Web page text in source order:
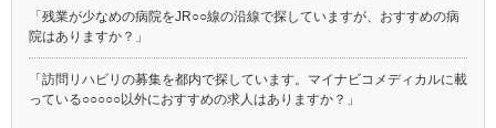
「残業が少なめの病院をJR○○線の沿線で探していますが、おすすめの病
院はありますか？」
「訪問リハビリの募集を都内で探しています。マイナビコメディカルに載
っている○○○○○以外におすすめの求人はありますか？」